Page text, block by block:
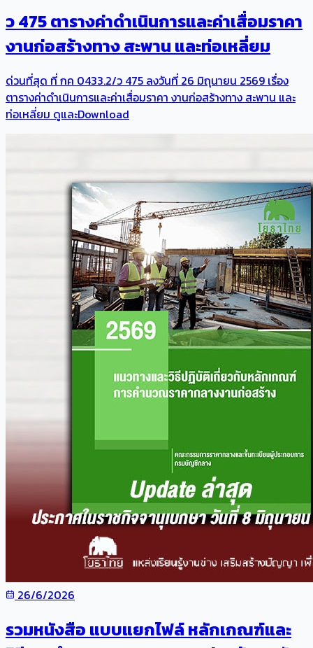
ว 475 ตารางค่าดำเนินการและค่าเสื่อมราคา
งานก่อสร้างทาง สะพาน และท่อเหลี่ยม
ด่วนที่สุด ที่ กค 0433.2/ว 475 ลงวันที่ 26 มิถุนายน 2569 เรื่อง
ตารางค่าดำเนินการและค่าเสื่อมราคา งานก่อสร้างทาง สะพาน และ
ท่อเหลี่ยม ดูและDownload
26/6/2026
รวมหนังสือ แบบแยกไฟล์ หลักเกณฑ์และ